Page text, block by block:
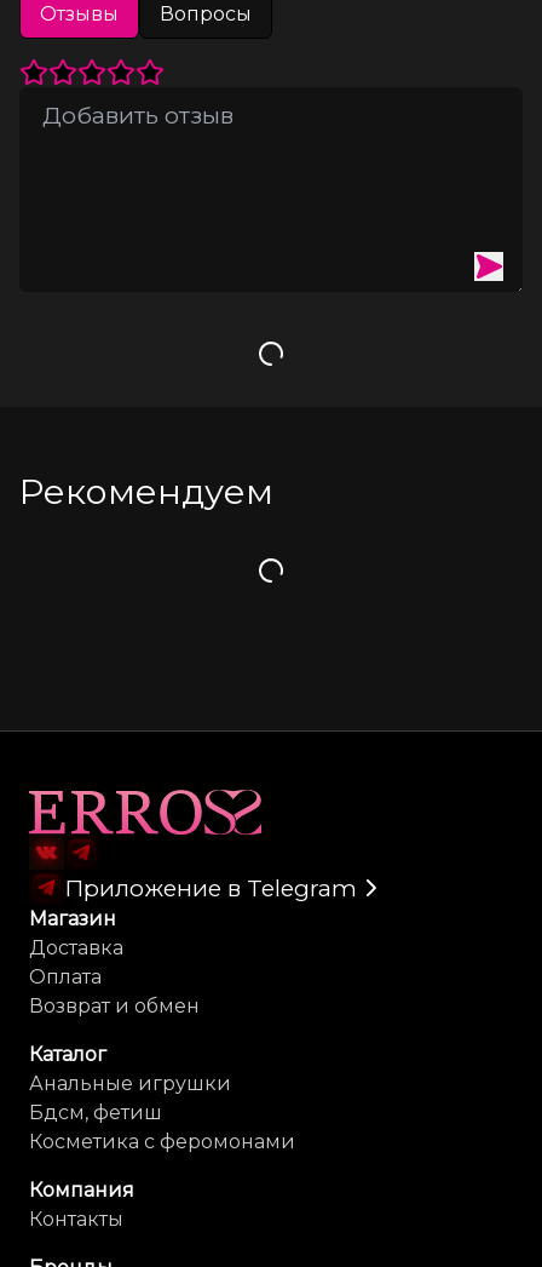
Отзывы Вопросы
Загрузка
Рекомендуем
Загрузка
Приложение в Telegram
Магазин
Доставка
Оплата
Возврат и обмен
Каталог
Анальные игрушки
Бдсм, фетиш
Косметика с феромонами
Компания
Контакты
Карта сайта